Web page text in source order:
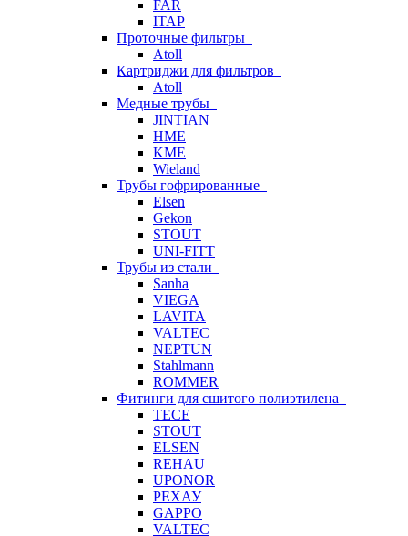
FAR
ITAP
Проточные фильтры
Atoll
Картриджи для фильтров
Atoll
Медные трубы
JINTIAN
HME
KME
Wieland
Трубы гофрированные
Elsen
Gekon
STOUT
UNI-FITT
Трубы из стали
Sanha
VIEGA
LAVITA
VALTEC
NEPTUN
Stahlmann
ROMMER
Фитинги для сшитого полиэтилена
TECE
STOUT
ELSEN
REHAU
UPONOR
РЕХАУ
GAPPO
VALTEC